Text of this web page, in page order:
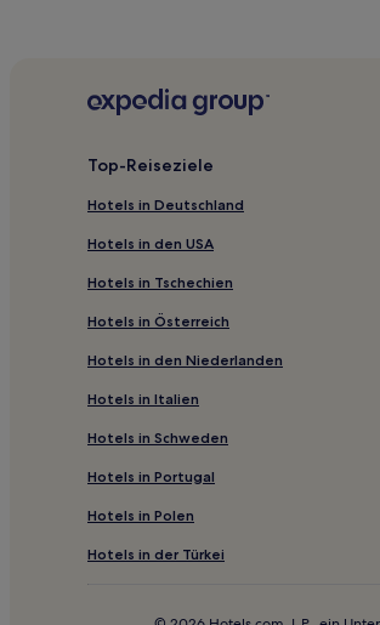
Hotels nahe The Big Apple
Hotels nahe Ponder Fine Arts
Great Falls Hotels
North Hotels
Hotels nahe Dillion Park
Hotels nahe Irmo Community
Hotels nahe Earlewood Park
Hotels nahe Allen University
Hotels nahe South Carolina
Top-Reiseziele
Hotels in Deutschland
Hotels in den USA
Hotels in Tschechien
Hotels in Österreich
Hotels in den Niederlanden
Hotels in Italien
Hotels in Schweden
Hotels in Portugal
Hotels in Polen
Hotels in der Türkei